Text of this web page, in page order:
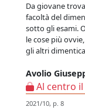
Da giovane
facoltà del
sotto gli esami.
le cose più
gli altri
Avolio
Al centro
2021/10, p. 8